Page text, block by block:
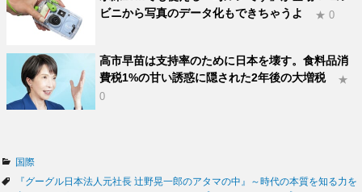
ビニから写真のデータ化もできちゃうよ
★ 0
高市早苗は支持率のために日本を壊す。食料品消
費税1%の甘い誘惑に隠された2年後の大増税
★
0
カ
テ
国際
タ
『グーグル日本法人元社長 辻野晃一郎のアタマの中』～時代の本質を知る力を